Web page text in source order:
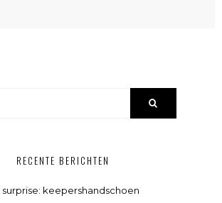
RECENTE BERICHTEN
surprise: keepershandschoen